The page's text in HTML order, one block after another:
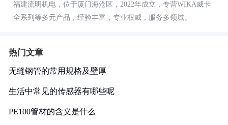
福建流明机电，位于厦门海沧区，2022年成立，专营WIKA威卡
全系列等多元产品，经验丰富，专业权威，服务多领域。
热门文章
无缝钢管的常用规格及壁厚
生活中常见的传感器有哪些呢
PE100管材的含义是什么